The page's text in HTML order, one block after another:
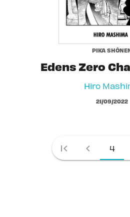
PIKA
Edens Zero
Hiro
21/09/2022
first_page chevron_left 4